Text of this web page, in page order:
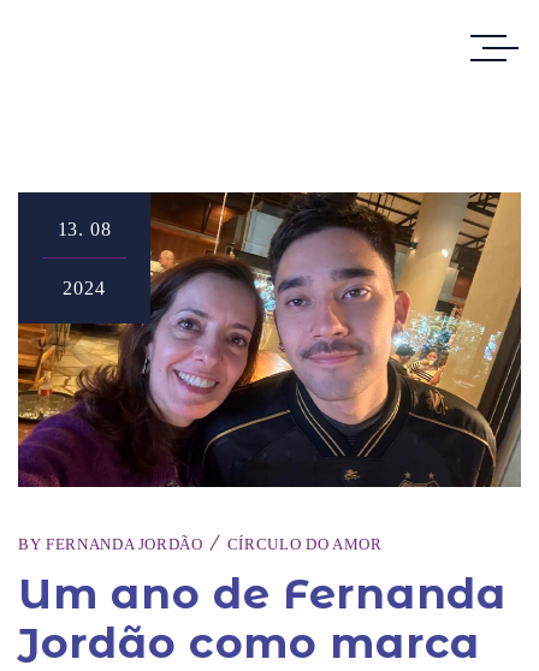
13. 08
2024
BY FERNANDA JORDÃO CÍRCULO DO AMOR
Um ano de Fernanda
Jordão como marca